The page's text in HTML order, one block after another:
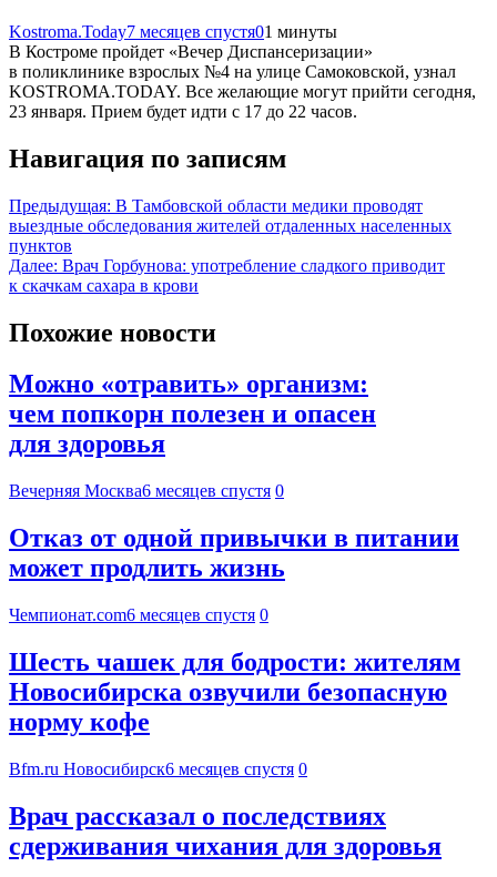
Kostroma.Today7 месяцев спустя01 минуты
В Костроме пройдет «Вечер Диспансеризации»
в поликлинике взрослых №4 на улице Самоковской, узнал
KOSTROMA.TODAY. Все желающие могут прийти сегодня,
23 января. Прием будет идти с 17 до 22 часов.
Навигация по записям
Предыдущая: В Тамбовской области медики проводят
выездные обследования жителей отдаленных населенных
пунктов
Далее: Врач Горбунова: употребление сладкого приводит
к скачкам сахара в крови
Похожие новости
Можно «отравить» организм:
чем попкорн полезен и опасен
для здоровья
Вечерняя Москва6 месяцев спустя 0
Отказ от одной привычки в питании
может продлить жизнь
Чемпионат.com6 месяцев спустя 0
Шесть чашек для бодрости: жителям
Новосибирска озвучили безопасную
норму кофе
Bfm.ru Новосибирск6 месяцев спустя 0
Врач рассказал о последствиях
сдерживания чихания для здоровья